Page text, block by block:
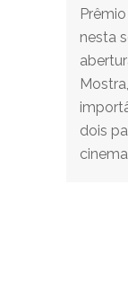
nesta
dois